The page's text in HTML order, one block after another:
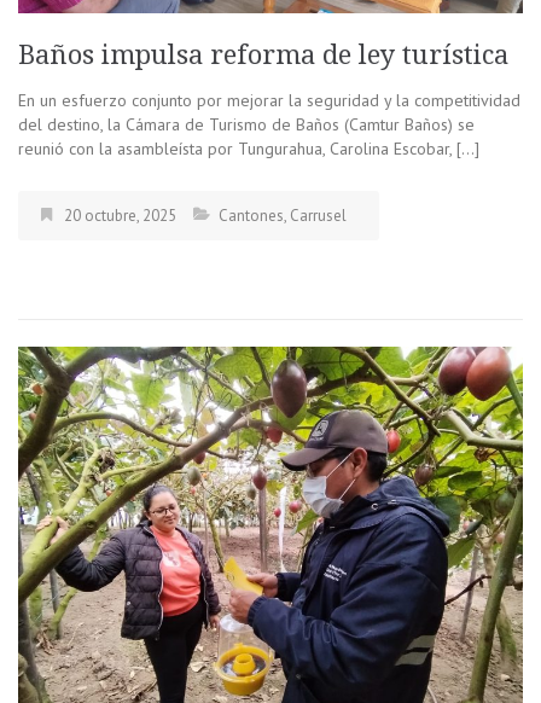
Baños impulsa reforma de ley turística
En un esfuerzo conjunto por mejorar la seguridad y la competitividad
del destino, la Cámara de Turismo de Baños (Camtur Baños) se
reunió con la asambleísta por Tungurahua, Carolina Escobar, […]
20 octubre, 2025 Cantones, Carrusel